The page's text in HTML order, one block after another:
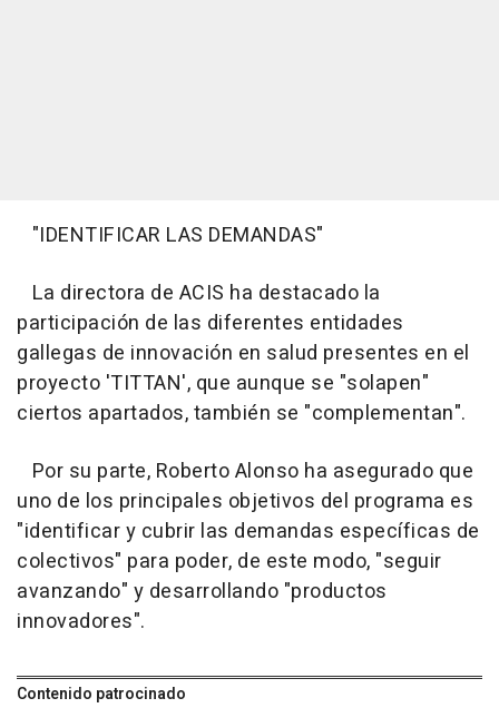
"IDENTIFICAR LAS DEMANDAS"
La directora de ACIS ha destacado la
participación de las diferentes entidades
gallegas de innovación en salud presentes en el
proyecto 'TITTAN', que aunque se "solapen"
ciertos apartados, también se "complementan".
Por su parte, Roberto Alonso ha asegurado que
uno de los principales objetivos del programa es
"identificar y cubrir las demandas específicas de
colectivos" para poder, de este modo, "seguir
avanzando" y desarrollando "productos
innovadores".
Contenido patrocinado